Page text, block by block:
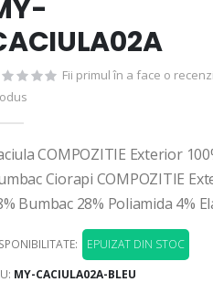
Fii primul în a face o
COMPOZITIE Exterior
Ciorapi COMPOZITIE
Bumbac 28% Poliamida 4%
EPUIZAT DIN STOC
MY-CACIULA02A-BLEU